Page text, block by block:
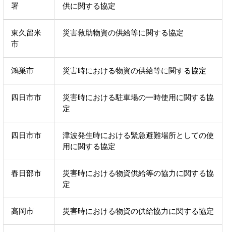
署
供に関する協定
東久留米
市
災害救助物資の供給等に関する協定
鴻巣市 災害時における物資の供給等に関する協定
四日市市
災害時における駐車場の一時使用に関する協
定
四日市市
津波発生時における緊急避難場所としての使
用に関する協定
春日部市
災害時における物資供給等の協力に関する協
定
高岡市 災害時における物資の供給協力に関する協定